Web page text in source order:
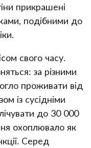
прикрашені
подібними до
свого часу.
за різними
проживати від
із сусідніми
до 30 000
охоплювало як
Серед